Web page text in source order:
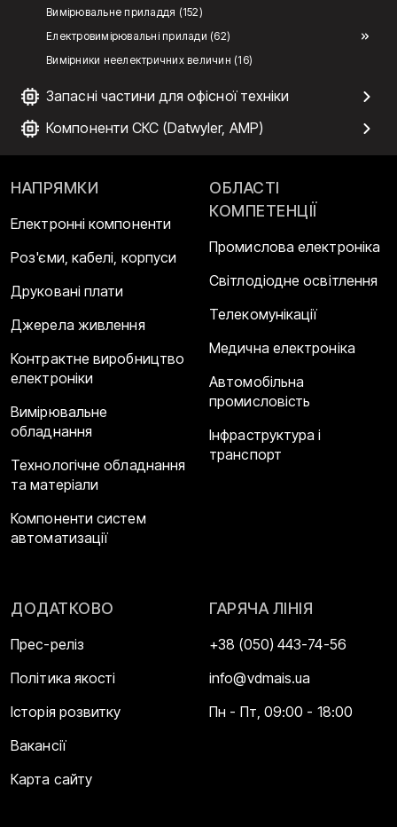
Вимірювальне приладдя (152)
Електровимірювальні прилади (62)
Вимірники неелектричних величин (16)
Запасні частини для офісної техніки
Компоненти СКС (Datwyler, AMP)
НАПРЯМКИ
Електронні компоненти
Роз'єми, кабелі, корпуси
Друковані плати
Джерела живлення
Контрактне виробництво
електроніки
Вимірювальне
обладнання
Технологічне обладнання
та матеріали
Компоненти систем
автоматизації
ОБЛАСТІ
КОМПЕТЕНЦІЇ
Промислова електроніка
Світлодіодне освітлення
Телекомунікації
Медична електроніка
Автомобільна
промисловість
Інфраструктура і
транспорт
ДОДАТКОВО
Прес-реліз
Політика якості
Історія розвитку
Вакансії
Карта сайту
ГАРЯЧА ЛІНІЯ
+38 (050) 443-74-56
info@vdmais.ua
Пн - Пт, 09:00 - 18:00